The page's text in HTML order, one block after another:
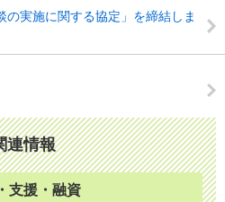
の実施に関する協定」を締結しま
連情報
支援・融資